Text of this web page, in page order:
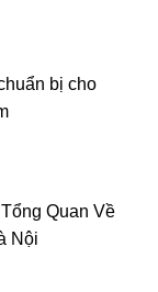
bị cho
Quan Về
Nội